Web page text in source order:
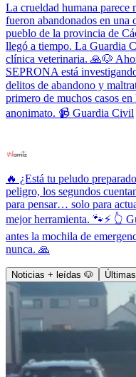
La crueldad humana parece
fueron abandonados en una
pueblo de la provincia de
llegó a tiempo. La Guardia
clínica veterinaria. 🙏🐶
SEPRONA está
delitos de abandono y
primero de muchos casos
anonimato. 📹 Guardia Civil
🔥 ¿Está tu peludo
peligro, los segundos
para pensar… solo para
mejor herramienta. 🐾⚡ 👆
antes la mochila de
nunca. 🙏
Noticias + leídas 🐶